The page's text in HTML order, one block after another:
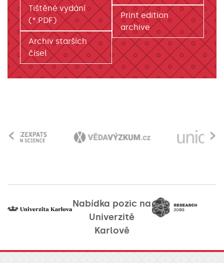
Tištěné vydání
(*.PDF)
Archiv starších
čísel
Print edition
archive
›
‹
Nabídka pozic na
Univerzitě
Karlově